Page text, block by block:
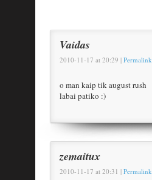
Vaidas
2010-11-17 at 20:29 | Permalink
o man kaip tik august rush
labai patiko :)
zemaitux
2010-11-17 at 20:31 | Permalink